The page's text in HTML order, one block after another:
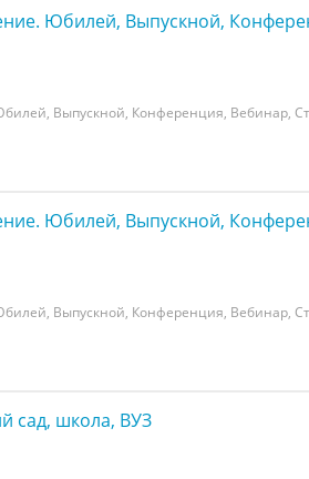
Юбилей, Выпускной,
Выпускной, Конференция, Вебинар,
Юбилей, Выпускной,
Выпускной, Конференция, Вебинар,
сад, школа, ВУЗ